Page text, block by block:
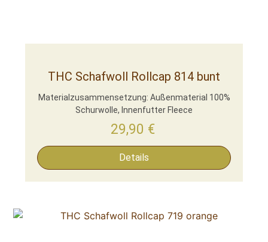
THC Schafwoll Rollcap 814 bunt
Materialzusammensetzung: Außenmaterial 100%
Schurwolle, Innenfutter Fleece
29,90 €
Details